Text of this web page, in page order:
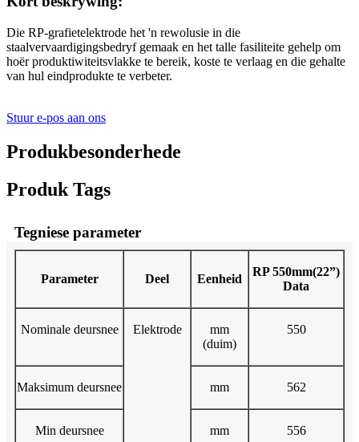
Die RP-grafietelektrode het 'n rewolusie in die
staalvervaardigingsbedryf gemaak en het talle fasiliteite gehelp om
hoër produktiwiteitsvlakke te bereik, koste te verlaag en die gehalte
van hul eindprodukte te verbeter.
Stuur e-pos aan ons
Produkbesonderhede
Produk Tags
Tegniese parameter
Parameter Deel Eenheid
RP 550mm(22”)
Data
Nominale deursnee Elektrode
mm
(duim)
550
Maksimum deursnee mm 562
Min deursnee mm 556